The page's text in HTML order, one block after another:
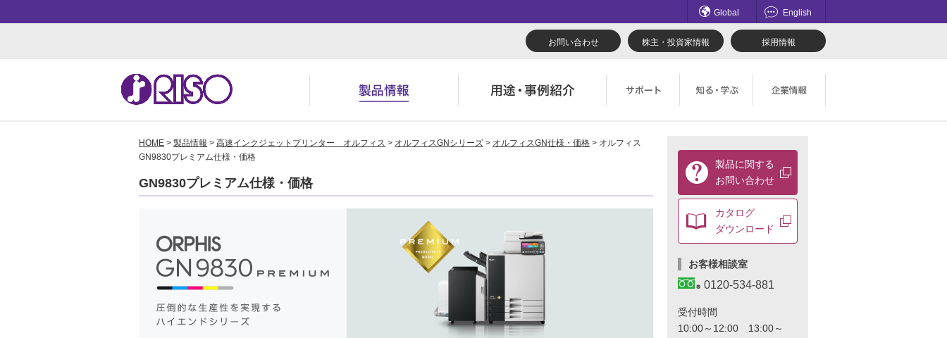
Global English
お問い合わせ 株主・投資家情報 採用情報
用途・事例紹介 トップ ソリューション 導入事例
お役立ち記事
サポート トップ よくあるご質問（FAQ） 製品についてのお問い合わせ一覧
ダウンロード
知る・学ぶTOP かんたん会社案内 広報誌『理想の詩』 理想科学のものづくり
数字でわかる理想科学 鹿島アントラーズ応援サイト
企業情報TOP ごあいさつ 会社概要 マネジメント
事業拠点一覧 採用情報
株主・投資家情報 環境への取り組み 社会とのかかわり
閉じる
HOME > 製品情報 > 高速インクジェットプリンター オルフィス > オルフィスGNシリーズ > オルフィスGN仕様・価格 > オルフィス
GN9830プレミアム仕様・価格
GN9830プレミアム仕様・価格
製
品
関
合
せ
と
製品に関する
お問い合わせ
カタログ
ダウンロード
お客様相談室
0120-534-881
受付時間
10:00～12:00 13:00～